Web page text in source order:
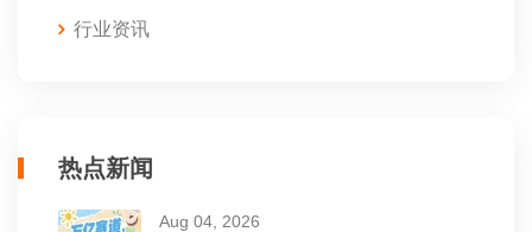
行业资讯
热点新闻
Aug 04, 2026